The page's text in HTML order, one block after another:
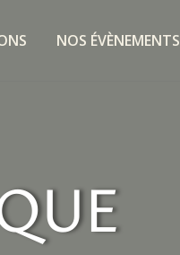
NOS ÉVÈNEMENTS